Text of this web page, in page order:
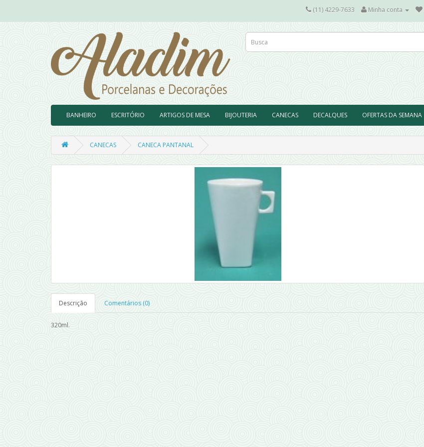
(11) 4229-7633 Minha conta
BANHEIRO ESCRITÓRIO ARTIGOS DE MESA BIJOUTERIA CANECAS DECALQUES OFERTAS DA SEMANA
CANECAS CANECA PANTANAL
Descrição Comentários (0)
320ml.